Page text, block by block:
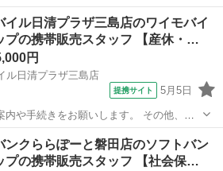
には、 ・接客販売 ・在庫管理 ・店頭の
店舗内業務全般 【ル・クルーゼの主力製
め...
他
イル日清プラザ三島店のワイモバイ
プの携帯販売スタッフ 【産休・…
円
ル日清プラザ三島店
提携サイト 5月5日
や手続きをお願いします。 その他、商
工夫、店舗イベントなど、店舗ごとのお
ていけば
ットや説...
ンクららぽーと磐田店のソフトバン
プの携帯販売スタッフ 【社会保…